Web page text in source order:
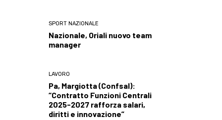
SPORT NAZIONALE
Nazionale, Oriali nuovo team
manager
LAVORO
Pa, Margiotta (Confsal):
“Contratto Funzioni Centrali
2025-2027 rafforza salari,
diritti e innovazione”